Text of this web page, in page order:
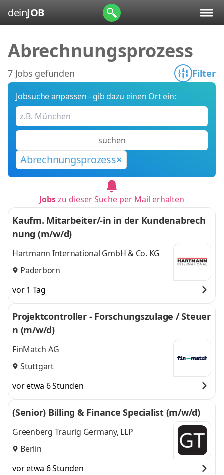
deinJOB
Abrechnungsprozess
7 Jobs gefunden Filter
Jobsuche anpassen - gib dazu einen Ort ein:
suchen
Abrechnungsprozess
Jobszu dieser Suche per Mail erhalten
Kaufm. Mitarbeiter/-in in der Kundenabrech
nung (m/w/d)
Hartmann International GmbH & Co. KG
Paderborn
vor 1 Tag
Projektcontroller - Forschungszulage / Steuer
n (m/w/d)
FinMatch AG
Stuttgart
vor etwa 6 Stunden
(Senior) Billing & Finance Specialist (m/w/d)
Greenberg Traurig Germany, LLP
Berlin
vor etwa 6 Stunden